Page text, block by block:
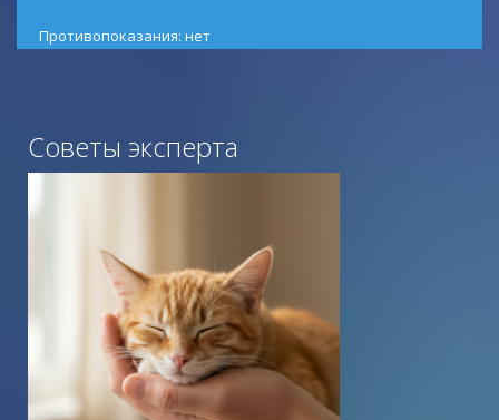
Противопоказания: нет
Советы эксперта